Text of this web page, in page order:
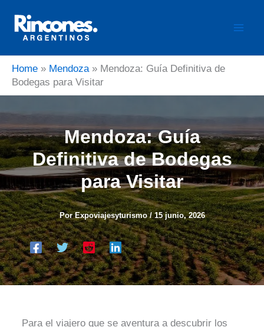
contenido
Home » Mendoza» Mendoza: Guía Definitiva de
Bodegas para Visitar
Mendoza: Guía
Definitiva de Bodegas
para Visitar
PorExpoviajesyturismo/15 junio, 2026
Para el viajero que se aventura a descubrir los